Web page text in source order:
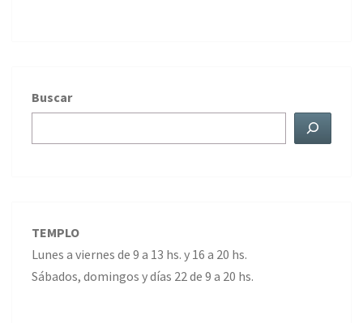
Buscar
TEMPLO
Lunes a viernes de 9 a 13 hs. y 16 a 20 hs.
Sábados, domingos y días 22 de 9 a 20 hs.